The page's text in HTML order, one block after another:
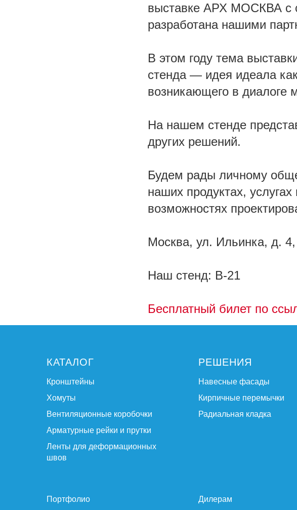
выставке АРХ МОСКВА с
разработана нашими
В этом году тема
стенда — идея идеала
возникающего в
На нашем стенде
других решений.
Будем рады личному
наших продуктах,
возможностях
Москва, ул. Ильинка, д.
Наш стенд: B-21
Бесплатный билет по
КАТАЛОГ
Кронштейны
Хомуты
Вентиляционные коробочки
Арматурные рейки и прутки
Ленты для деформационных
швов
РЕШЕНИЯ
Навесные фасады
Кирпичные перемычки
Радиальная кладка
Портфолио Дилерам